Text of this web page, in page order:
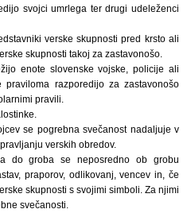
svojci umrlega ter drugi udeleženci
verske skupnosti pred krsto ali
skupnosti takoj za zastavonošo.
enote slovenske vojske, policije ali
razporedijo za zastavonošo
pravili.
se pogrebna svečanost nadaljuje v
verskih obredov.
do groba se neposredno ob grobu
praporov, odlikovanj, vencev in, če
skupnosti s svojimi simboli. Za njimi
svečanosti.